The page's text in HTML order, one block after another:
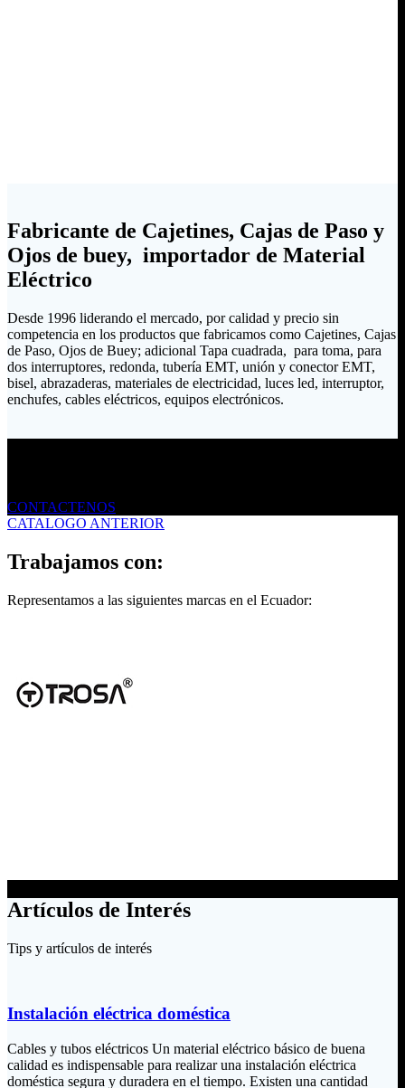
Fabricante de Cajetines, Cajas de Paso y
Ojos de buey, importador de Material
Eléctrico
Desde 1996 liderando el mercado, por calidad y precio sin
competencia en los productos que fabricamos como Cajetines, Cajas
de Paso, Ojos de Buey; adicional Tapa cuadrada, para toma, para
dos interruptores, redonda, tubería EMT, unión y conector EMT,
bisel, abrazaderas, materiales de electricidad, luces led, interruptor,
enchufes, cables eléctricos, equipos electrónicos.
CONTACTENOS
CATALOGO ANTERIOR
Trabajamos con:
Representamos a las siguientes marcas en el Ecuador:
Artículos de Interés
Tips y artículos de interés
Instalación eléctrica doméstica
Cables y tubos eléctricos Un material eléctrico básico de buena
calidad es indispensable para realizar una instalación eléctrica
doméstica segura y duradera en el tiempo. Existen una cantidad